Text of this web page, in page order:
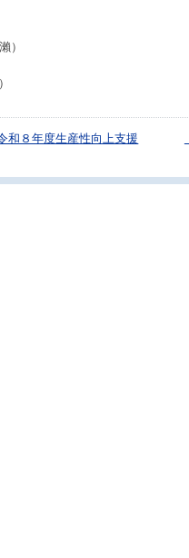
）
和８年度生産性向上支援